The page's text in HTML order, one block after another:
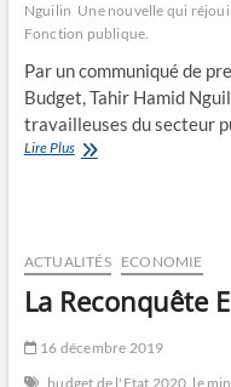
Nguilin Une nouvelle qui
Fonction publique.
Par un communiqué de
Budget, Tahir Hamid
travailleuses du secteur
Lire PlusLes
25
juillet
ACTUALITÉS ECONOMIE
La Reconquête
16 décembre 2019
budget de l'Etat 2020 le